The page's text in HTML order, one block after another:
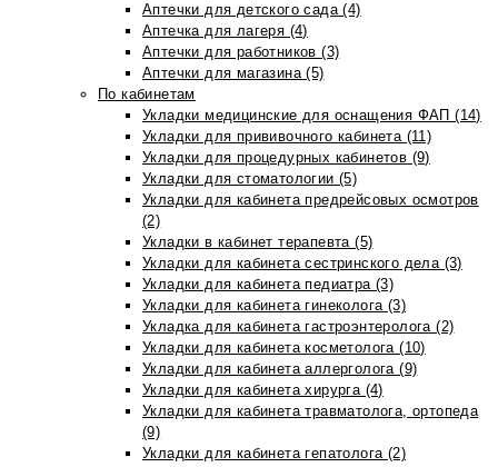
Аптечки для детского сада (4)
Аптечка для лагеря (4)
Аптечки для работников (3)
Аптечки для магазина (5)
По кабинетам
Укладки медицинские для оснащения ФАП (14)
Укладки для прививочного кабинета (11)
Укладки для процедурных кабинетов (9)
Укладки для стоматологии (5)
Укладки для кабинета предрейсовых осмотров
(2)
Укладки в кабинет терапевта (5)
Укладки для кабинета сестринского дела (3)
Укладки для кабинета педиатра (3)
Укладки для кабинета гинеколога (3)
Укладка для кабинета гастроэнтеролога (2)
Укладки для кабинета косметолога (10)
Укладки для кабинета аллерголога (9)
Укладки для кабинета хирурга (4)
Укладки для кабинета травматолога, ортопеда
(9)
Укладки для кабинета гепатолога (2)